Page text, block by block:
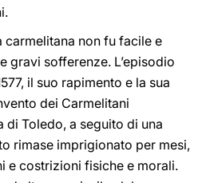
carmelitana non fu facile e
gravi sofferenze. L’episodio
il suo rapimento e la sua
dei Carmelitani
di Toledo, a seguito di una
rimase imprigionato per mesi,
e costrizioni fisiche e morali.